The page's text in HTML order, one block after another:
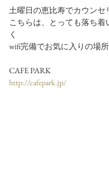
土曜日の恵比寿でカウンセ
こちらは、とっても落ち着
く
wifi完備でお気に入りの場
CAFE PARK
http://cafepark.jp/